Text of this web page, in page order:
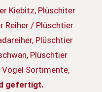
Kiebitz, Plüschiter
Reiher / Plüschtier
Plüschtier
Plüschtier
Sortimente,
gefertigt.